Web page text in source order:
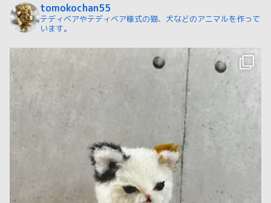
tomokochan55
テディベアやテディベア様式の猫、犬などのアニマルを作って
います。